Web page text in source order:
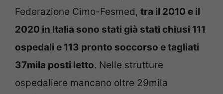
Federazione Cimo-Fesmed, tra il 2010 e il
2020 in Italia sono stati già stati chiusi 111
ospedali e 113 pronto soccorso e tagliati
37mila posti letto. Nelle strutture
ospedaliere mancano oltre 29mila